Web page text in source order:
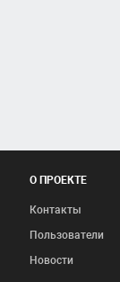
О ПРОЕКТЕ
Контакты
Пользователи
Новости